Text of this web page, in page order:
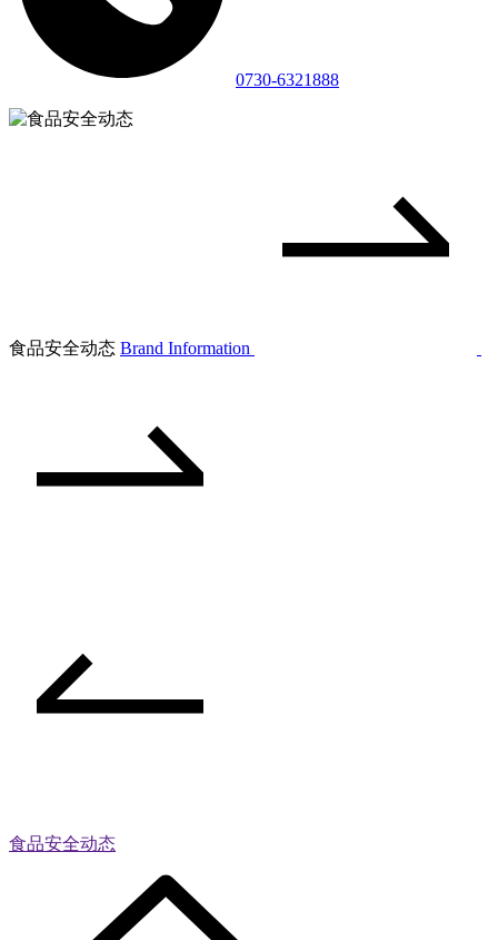
0730-6321888
食品安全动态 Brand Information
食品安全动态